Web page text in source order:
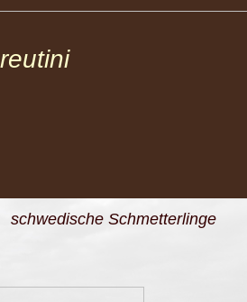
schwedische Schmetterlinge